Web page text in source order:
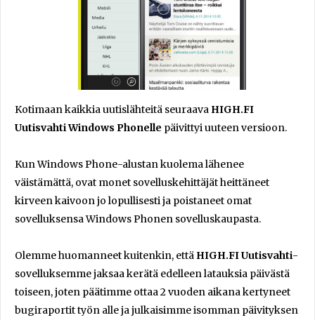
Kotimaan kaikkia uutislähteitä seuraava HIGH.FI
Uutisvahti Windows Phonelle päivittyi uuteen versioon.
Kun Windows Phone-alustan kuolema lähenee
väistämättä, ovat monet sovelluskehittäjät heittäneet
kirveen kaivoon jo lopullisesti ja poistaneet omat
sovelluksensa Windows Phonen sovelluskaupasta.
Olemme huomanneet kuitenkin, että HIGH.FI Uutisvahti-
sovelluksemme jaksaa kerätä edelleen latauksia päivästä
toiseen, joten päätimme ottaa 2 vuoden aikana kertyneet
bugiraportit työn alle ja julkaisimme isomman päivityksen